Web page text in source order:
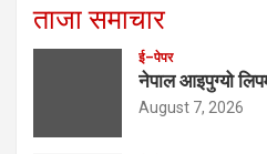
ताजा समाचार
ई–पेपर
नेपाल आइपुग्यो
August 7, 2026